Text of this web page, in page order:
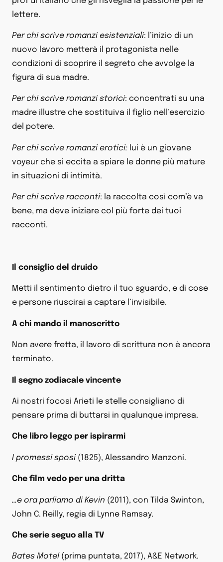
lettere.
Per chi scrive romanzi esistenziali: l’inizio di un
nuovo lavoro metterà il protagonista nelle
condizioni di scoprire il segreto che avvolge la
figura di sua madre.
Per chi scrive romanzi storici: concentrati su una
madre illustre che sostituiva il figlio nell’esercizio
del potere.
Per chi scrive romanzi erotici: lui è un giovane
voyeur che si eccita a spiare le donne più mature
in situazioni di intimità.
Per chi scrive racconti: la raccolta così com’è va
bene, ma deve iniziare col più forte dei tuoi
racconti.
Il consiglio del druido
Metti il sentimento dietro il tuo sguardo, e di cose
e persone riuscirai a captare l’invisibile.
A chi mando il manoscritto
Non avere fretta, il lavoro di scrittura non è ancora
terminato.
Il segno zodiacale vincente
Ai nostri focosi Arieti le stelle consigliano di
pensare prima di buttarsi in qualunque impresa.
Che libro leggo per ispirarmi
I promessi sposi (1825), Alessandro Manzoni.
Che film vedo per una dritta
…e ora parliamo di Kevin (2011), con Tilda Swinton,
John C. Reilly, regia di Lynne Ramsay.
Che serie seguo alla TV
Bates Motel (prima puntata, 2017), A&E Network.